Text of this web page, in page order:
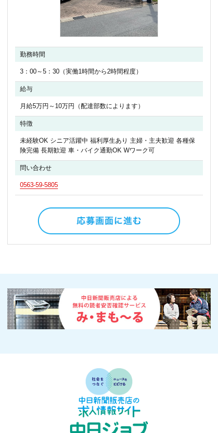
勤務時間
3：00～5：30（実働1時間から2時間程度）
給与
月給5万円～10万円（配達部数によります）
特徴
未経験OK シニア活躍中 福利厚生あり 主婦・主夫歓迎 各種保
険完備 長期歓迎 車・バイク通勤OK Wワーク可
問い合わせ
0563-59-5805